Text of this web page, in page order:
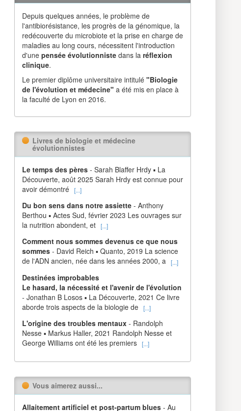
Depuis quelques années, le problème de
l'antibiorésistance, les progrès de la génomique, la
redécouverte du microbiote et la prise en charge de
maladies au long cours, nécessitent l'introduction
d'une pensée évolutionniste dans la réflexion
clinique.
Le premier diplôme universitaire intitulé "Biologie
de l'évolution et médecine" a été mis en place à
la faculté de Lyon en 2016.
Livres de biologie et médecine
évolutionnistes
Le temps des pères - Sarah Blaffer Hrdy ▪ La
Découverte, août 2025 Sarah Hrdy est connue pour
avoir démontré [...]
Du bon sens dans notre assiette - Anthony
Berthou ▪ Actes Sud, février 2023 Les ouvrages sur
la nutrition abondent, et [...]
Comment nous sommes devenus ce que nous
sommes - David Reich ▪ Quanto, 2019 La science
de l'ADN ancien, née dans les années 2000, a [...]
Destinées improbables
Le hasard, la nécessité et l'avenir de l'évolution
- Jonathan B Losos ▪ La Découverte, 2021 Ce livre
aborde trois aspects de la biologie de [...]
L'origine des troubles mentaux - Randolph
Nesse ▪ Markus Haller, 2021 Randolph Nesse et
George Williams ont été les premiers [...]
Vous aimerez aussi...
Allaitement artificiel et post-partum blues - Au